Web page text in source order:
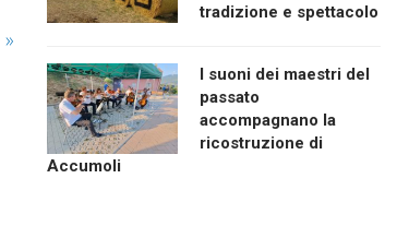
»
tradizione e spettacolo
I suoni dei maestri del
passato
accompagnano la
ricostruzione di
Accumoli